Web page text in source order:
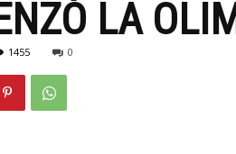
LA
1455 0